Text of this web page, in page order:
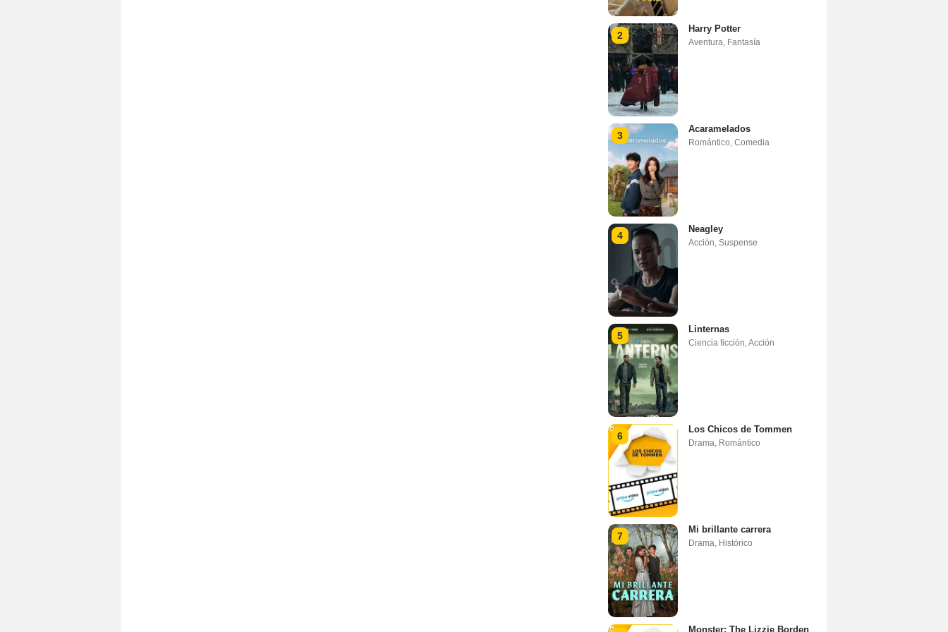
2
Harry Potter
Aventura Fantasía
3
Acaramelados
Romántico Comedia
4
Neagley
Acción Suspense
5
Linternas
Ciencia ficción Acción
6
Los Chicos de Tommen
Drama Romántico
7
Mi brillante carrera
Drama Histórico
Monster: The Lizzie Borden